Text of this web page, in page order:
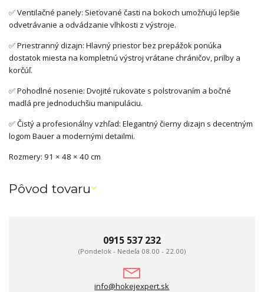
✅ Ventilačné panely: Sieťované časti na bokoch umožňujú lepšie
odvetrávanie a odvádzanie vlhkosti z výstroje.
✅ Priestranný dizajn: Hlavný priestor bez prepážok ponúka
dostatok miesta na kompletnú výstroj vrátane chráničov, prilby a
korčúľ.
✅ Pohodlné nosenie: Dvojité rukoväte s polstrovaním a bočné
madlá pre jednoduchšiu manipuláciu.
✅ Čistý a profesionálny vzhľad: Elegantný čierny dizajn s decentným
logom Bauer a modernými detailmi.
Rozmery: 91 × 48 × 40 cm
Pôvod tovaru
0915 537 232
(Pondelok - Nedeľa 08.00 - 22.00)
info@hokejexpert.sk